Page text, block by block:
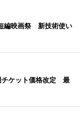
編映画祭 新技術使い
チケット価格改定 最